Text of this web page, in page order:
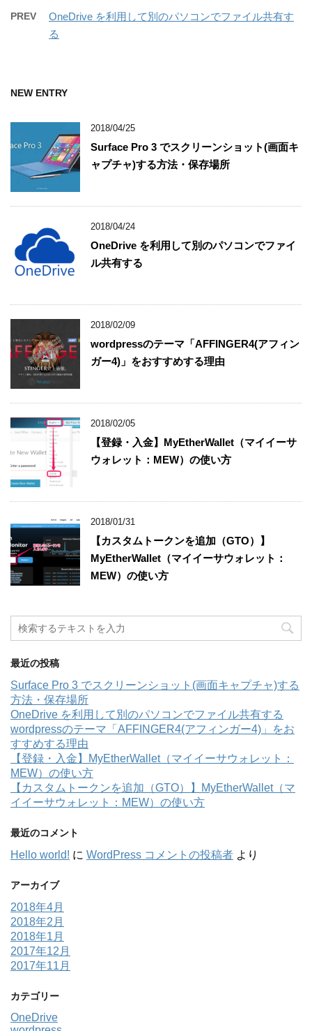
PREV
OneDrive を利用して別のパソコンでファイル共有す
る
NEW ENTRY
2018/04/25
Surface Pro 3 でスクリーンショット(画面キ
ャプチャ)する方法・保存場所
2018/04/24
OneDrive を利用して別のパソコンでファイ
ル共有する
2018/02/09
wordpressのテーマ「AFFINGER4(アフィン
ガー4)」をおすすめする理由
2018/02/05
【登録・入金】MyEtherWallet（マイイーサ
ウォレット：MEW）の使い方
2018/01/31
【カスタムトークンを追加（GTO）】
MyEtherWallet（マイイーサウォレット：
MEW）の使い方
最近の投稿
Surface Pro 3 でスクリーンショット(画面キャプチャ)する
方法・保存場所
OneDrive を利用して別のパソコンでファイル共有する
wordpressのテーマ「AFFINGER4(アフィンガー4)」をお
すすめする理由
【登録・入金】MyEtherWallet（マイイーサウォレット：
MEW）の使い方
【カスタムトークンを追加（GTO）】MyEtherWallet（マ
イイーサウォレット：MEW）の使い方
最近のコメント
Hello world! に WordPress コメントの投稿者 より
アーカイブ
2018年4月
2018年2月
2018年1月
2017年12月
2017年11月
カテゴリー
OneDrive